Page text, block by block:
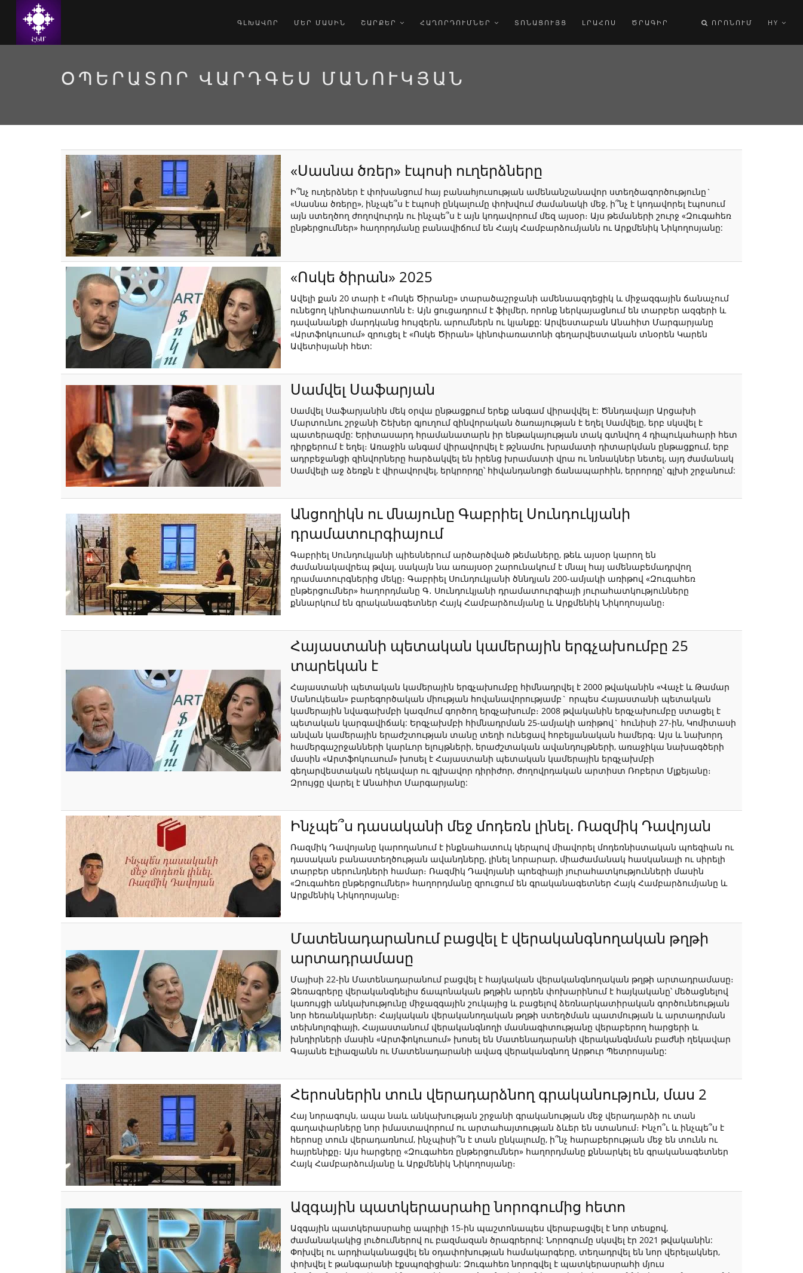
ԳԼԽԱՎՈՐ ՄԵՐ ՄԱՍԻՆ ՇԱՐՔԵՐ ՀԱՂՈՐԴՈՒՄՆԵՐ ՏՈՆԱՑՈՒՅՑ ԼՐԱՀՈՍ ԾՐԱԳԻՐ ՈՐՈՆՈՒՄ HY
ՕՊԵՐԱՏՈՐ ՎԱՐԴԳԵՍ ՄԱՆՈՒԿՅԱՆ
«Սասնա ծռեր» էպոսի ուղերձները
Ի՞նչ ուղերձներ է փոխանցում հայ բանահյուսության ամենանշանավոր ստեղծագործությունը`
«Սասնա ծռերը», ինչպե՞ս է էպոսի ընկալումը փոխվում ժամանակի մեջ, ի՞նչ է կոդավորել էպոսում
այն ստեղծող ժողովուրդն ու ինչպե՞ս է այն կոդավորում մեզ այսօր։ Այս թեմաների շուրջ «Զուգահեռ
ընթերցումներ» հաղորդմանը բանավիճում են Հայկ Համբարձումյանն ու Արքմենիկ Նիկողոսյանը:
«Ոսկե ծիրան» 2025
Ավելի քան 20 տարի է «Ոսկե Ծիրանը» տարածաշրջանի ամենաազդեցիկ և միջազգային ճանաչում
ունեցող կինոփառատոնն է։ Այն ցուցադրում է ֆիլմեր, որոնք ներկայացնում են տարբեր ազգերի և
դավանանքի մարդկանց հույզերն, արումներն ու կյանքը: Արվեստաբան Անահիտ Մարգարյանը
«Արտֆոկուսում» զրուցել է «Ոսկե Ծիրան» կինոփառատոնի գեղարվեստական տնօրեն Կարեն
Ավետիսյանի հետ:
Սամվել Սաֆարյան
Սամվել Սաֆարյանին մեկ օրվա ընթացքում երեք անգամ վիրավվել է: Ծննդավայր Արցախի
Մարտունու շրջանի Շեխեր գյուղում զինվորական ծառայության է եղել Սամվելը, երբ սկսվել է
պատերազմը: Երիտասարդ հրամանատարն իր ենթակայության տակ գտնվող 4 դիպուկահարի հետ
դիրքերում է եղել։ Առաջին անգամ վիրավորվել է թշնամու խրամատի դիտարկման ընթացքում, երբ
ադրբեջանցի զինվորները հարձակվել են իրենց խրամատի վրա ու նռնակներ նետել, այդ ժամանակ
Սամվելի աջ ձեռքն է վիրավորվել, երկրորդը՝ հիվանդանոցի ճանապարհին, երրորդը՝ գլխի շրջանում:
Անցողիկն ու մնայունը Գաբրիել Սունդուկյանի
դրամատուրգիայում
Գաբրիել Սունդուկյանի պիեսներում արծարծված թեմաները, թեև այսօր կարող են
ժամանակավրեպ թվալ, սակայն նա առայսօր շարունակում է մնալ հայ ամենաբեմադրվող
դրամատուրգներից մեկը։ Գաբրիել Սունդուկյանի ծննդյան 200-ամյակի առիթով «Զուգահեռ
ընթերցումներ» հաղորդմանը Գ․ Սունդուկյանի դրամատուրգիայի յուրահատկությունները
քննարկում են գրականագետներ Հայկ Համբարձումյանը և Արքմենիկ Նիկողոսյանը։
Հայաստանի պետական կամերային երգչախումբը 25
տարեկան է
Հայաստանի պետական կամերային երգչախումբը հիմնադրվել է 2000 թվականին «Վաչէ և Թամար
Մանուկեան» բարեգործական միության հովանավորությամբ` որպես Հայաստանի պետական
կամերային նվագախմբի կազմում գործող երգչախումբ։ 2008 թվականին երգչախումբը ստացել է
պետական կարգավիճակ: Երգչախմբի հիմնադրման 25-ամյակի առիթով` հունիսի 27-ին, Կոմիտասի
անվան կամերային երաժշտության տանը տեղի ունեցավ հոբելյանական համերգ։ Այս և նախորդ
համերգաշրջանների կարևոր ելույթների, երաժշտական ավանդույթների, առաջիկա նախագծերի
մասին «Արտֆոկուսում» խոսել է Հայաստանի պետական կամերային երգչախմբի
գեղարվեստական ղեկավար ու գլխավոր դիրիժոր, ժողովրդական արտիստ Ռոբերտ Մլքեյանը։
Զրույցը վարել է Անահիտ Մարգարյանը:
Ինչպե՞ս դասականի մեջ մոդեռն լինել. Ռազմիկ Դավոյան
Ռազմիկ Դավոյանը կարողանում է ինքնահատուկ կերպով միավորել մոդեռնիստական պոեզիան ու
դասական բանաստեղծության ավանդները, լինել նորարար, միաժամանակ հասկանալի ու սիրելի
տարբեր սերունդների համար։ Ռազմիկ Դավոյանի պոեզիայի յուրահատկությունների մասին
«Զուգահեռ ընթերցումներ» հաղորդմանը զրուցում են գրականագետներ Հայկ Համբարձումյանը և
Արքմենիկ Նիկողոսյանը։
Մատենադարանում բացվել է վերականգնողական թղթի
արտադրամասը
Մայիսի 22-ին Մատենադարանում բացվել է հայկական վերականգնողական թղթի արտադրամասը։
Ձեռագրերը վերականգնելիս ճապոնական թղթին արդեն փոխարինում է հայկականը՝ մեծացնելով
կառույցի անկախությունը միջազգային շուկայից և բացելով ձեռնարկատիրական գործունեության
նոր հեռանկարներ։ Հայկական վերականողական թղթի ստեղծման պատմության և արտադրման
տեխնոլոգիայի, Հայաստանում վերականգնողի մասնագիտությանը վերաբերող հարցերի և
խնդիրների մասին «Արտֆոկուսում» խոսել են Մատենադարանի վերականգնման բաժնի ղեկավար
Գայանե Էլիազյանն ու Մատենադարանի ավագ վերականգնող Արթուր Պետրոսյանը:
Հերոսներին տուն վերադարձնող գրականություն, մաս 2
Հայ նորագույն, ապա նաև անկախության շրջանի գրականության մեջ վերադարձի ու տան
գաղափարները նոր իմաստավորում ու արտահայտության ձևեր են ստանում։ Ինչո՞ւ և ինչպե՞ս է
հերոսը տուն վերադառնում, ինչպիսի՞ն է տան ընկալումը, ի՞նչ հարաբերության մեջ են տունն ու
հայրենիքը։ Այս հարցերը «Զուգահեռ ընթերցումներ» հաղորդմանը քննարկել են գրականագետներ
Հայկ Համբարձումյանը և Արքմենիկ Նիկողոսյանը։
Ազգային պատկերասրահը նորոգումից հետո
Ազգային պատկերասրահը ապրիլի 15-ին պաշտոնապես վերաբացվել է նոր տեսքով,
ժամանակակից լուծումներով ու բազմազան ծրագրերով: Նորոգումը սկսվել էր 2021 թվականին:
Փոխվել ու արդիականացվել են օդափոխության համակարգերը, տեղադրվել են նոր վերելակներ,
փոխվել է թանգարանի էքսպոզիցիան: Զուգահեռ նորոգվել է պատկերասրահի մյուս